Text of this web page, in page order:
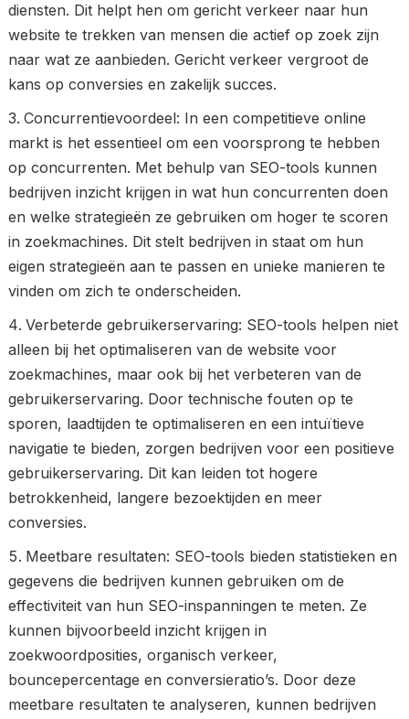
diensten. Dit helpt hen om gericht verkeer naar hun
website te trekken van mensen die actief op zoek zijn
naar wat ze aanbieden. Gericht verkeer vergroot de
kans op conversies en zakelijk succes.
Concurrentievoordeel: In een competitieve online
markt is het essentieel om een voorsprong te hebben
op concurrenten. Met behulp van SEO-tools kunnen
bedrijven inzicht krijgen in wat hun concurrenten doen
en welke strategieën ze gebruiken om hoger te scoren
in zoekmachines. Dit stelt bedrijven in staat om hun
eigen strategieën aan te passen en unieke manieren te
vinden om zich te onderscheiden.
Verbeterde gebruikerservaring: SEO-tools helpen niet
alleen bij het optimaliseren van de website voor
zoekmachines, maar ook bij het verbeteren van de
gebruikerservaring. Door technische fouten op te
sporen, laadtijden te optimaliseren en een intuïtieve
navigatie te bieden, zorgen bedrijven voor een positieve
gebruikerservaring. Dit kan leiden tot hogere
betrokkenheid, langere bezoektijden en meer
conversies.
Meetbare resultaten: SEO-tools bieden statistieken en
gegevens die bedrijven kunnen gebruiken om de
effectiviteit van hun SEO-inspanningen te meten. Ze
kunnen bijvoorbeeld inzicht krijgen in
zoekwoordposities, organisch verkeer,
bouncepercentage en conversieratio’s. Door deze
meetbare resultaten te analyseren, kunnen bedrijven